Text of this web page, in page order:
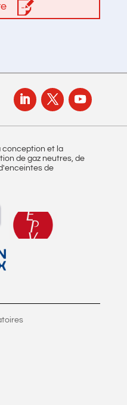
conception et la
de gaz neutres, de
de